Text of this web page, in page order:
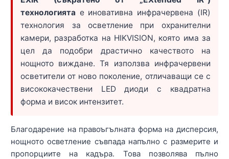
технологията е иновативна инфрачервена (IR)
технология за осветление при охранителни
камери, разработка на HIKVISION, която има за
цел да подобри драстично качеството на
нощното виждане. Тя използва инфрачервени
осветители от ново поколение, отличаващи се с
висококачествени LED диоди с квадратна
форма и висок интензитет.
Благодарение на правоъгълната форма на дисперсия,
нощното осветление съвпада напълно с размерите и
пропорциите на кадъра. Това позволява пълно